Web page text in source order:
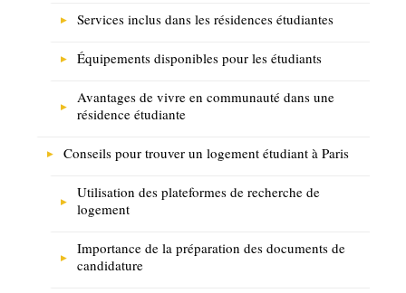
Services inclus dans les résidences étudiantes
Équipements disponibles pour les étudiants
Avantages de vivre en communauté dans une
résidence étudiante
Conseils pour trouver un logement étudiant à Paris
Utilisation des plateformes de recherche de
logement
Importance de la préparation des documents de
candidature